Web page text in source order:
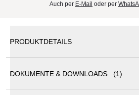
Auch per E-Mail oder per
PRODUKTDETAILS
DOKUMENTE & DOWNLOADS (1)